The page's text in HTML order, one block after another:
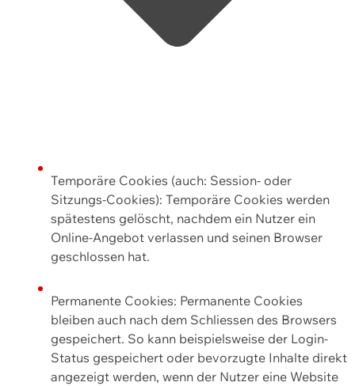
Temporäre Cookies (auch: Session- oder
Sitzungs-Cookies): Temporäre Cookies werden
spätestens gelöscht, nachdem ein Nutzer ein
Online-Angebot verlassen und seinen Browser
geschlossen hat.
Permanente Cookies: Permanente Cookies
bleiben auch nach dem Schliessen des Browsers
gespeichert. So kann beispielsweise der Login-
Status gespeichert oder bevorzugte Inhalte direkt
angezeigt werden, wenn der Nutzer eine Website